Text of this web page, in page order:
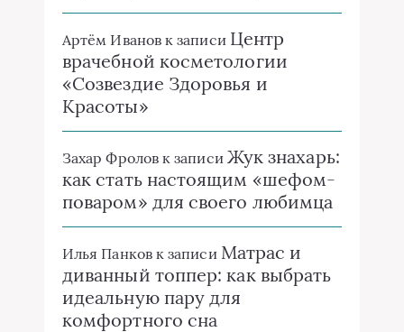
Артём Ивановк записи Центр
врачебной косметологии
«Созвездие Здоровья и
Красоты»
Захар Фроловк записи Жук знахарь:
как стать настоящим «шефом-
поваром» для своего любимца
Илья Панковк записи Матрас и
диванный топпер: как выбрать
идеальную пару для
комфортного сна